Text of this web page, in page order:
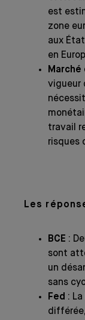
est
zone
aux
en
Marché
vigueur
travail
risques
Les
BCE :
sont
un
sans
Fed :